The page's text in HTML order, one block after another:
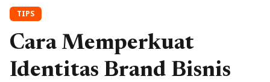
TIPS
Cara Memperkuat
Identitas Brand Bisnis